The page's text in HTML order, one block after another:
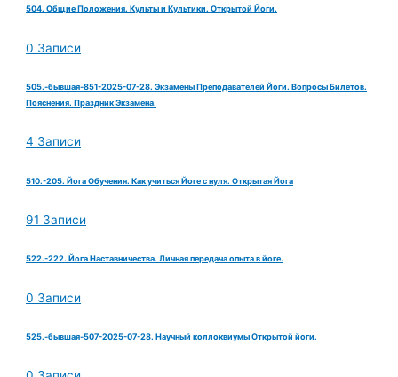
504. Общие Положения. Культы и Культики. Открытой Йоги.
0 Записи
505.-бывшая-851-2025-07-28. Экзамены Преподавателей Йоги. Вопросы Билетов.
Пояснения. Праздник Экзамена.
4 Записи
510.-205. Йога Обучения. Как учиться Йоге с нуля. Открытая Йога
91 Записи
522.-222. Йога Наставничества. Личная передача опыта в йоге.
0 Записи
525.-бывшая-507-2025-07-28. Научный коллоквиумы Открытой йоги.